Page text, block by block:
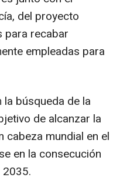
del proyecto
para recabar
empleadas para
búsqueda de la
de alcanzar la
cabeza mundial en el
en la consecución